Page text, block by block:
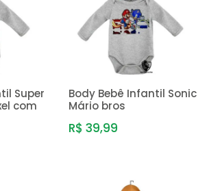
Super
com
Body Bebê Infantil Sonic
Mário bros
R$ 39,99